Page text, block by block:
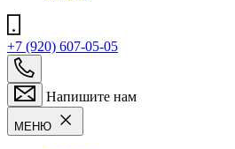
+7 (920) 607-05-05
Напишите нам
МЕНЮ